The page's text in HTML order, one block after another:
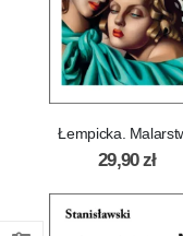
Łempicka.
29,90zł